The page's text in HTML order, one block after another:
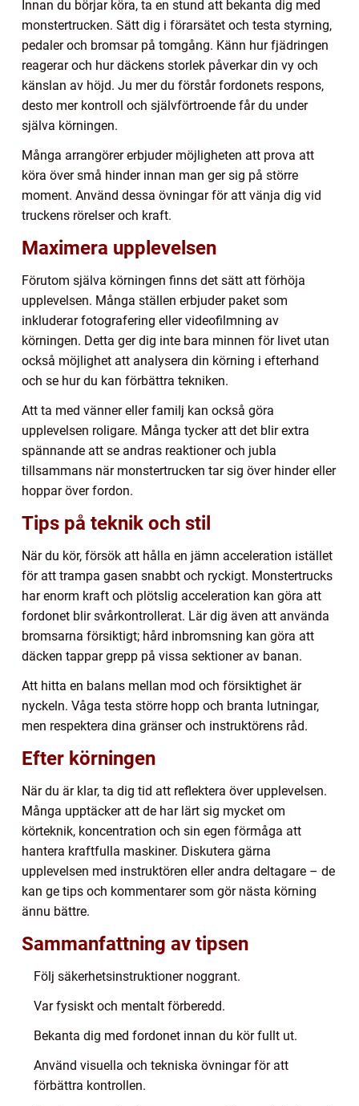
Innan du börjar köra, ta en stund att bekanta dig med
monstertrucken. Sätt dig i förarsätet och testa styrning,
pedaler och bromsar på tomgång. Känn hur fjädringen
reagerar och hur däckens storlek påverkar din vy och
känslan av höjd. Ju mer du förstår fordonets respons,
desto mer kontroll och självförtroende får du under
själva körningen.
Många arrangörer erbjuder möjligheten att prova att
köra över små hinder innan man ger sig på större
moment. Använd dessa övningar för att vänja dig vid
truckens rörelser och kraft.
Maximera upplevelsen
Förutom själva körningen finns det sätt att förhöja
upplevelsen. Många ställen erbjuder paket som
inkluderar fotografering eller videofilmning av
körningen. Detta ger dig inte bara minnen för livet utan
också möjlighet att analysera din körning i efterhand
och se hur du kan förbättra tekniken.
Att ta med vänner eller familj kan också göra
upplevelsen roligare. Många tycker att det blir extra
spännande att se andras reaktioner och jubla
tillsammans när monstertrucken tar sig över hinder eller
hoppar över fordon.
Tips på teknik och stil
När du kör, försök att hålla en jämn acceleration istället
för att trampa gasen snabbt och ryckigt. Monstertrucks
har enorm kraft och plötslig acceleration kan göra att
fordonet blir svårkontrollerat. Lär dig även att använda
bromsarna försiktigt; hård inbromsning kan göra att
däcken tappar grepp på vissa sektioner av banan.
Att hitta en balans mellan mod och försiktighet är
nyckeln. Våga testa större hopp och branta lutningar,
men respektera dina gränser och instruktörens råd.
Efter körningen
När du är klar, ta dig tid att reflektera över upplevelsen.
Många upptäcker att de har lärt sig mycket om
körteknik, koncentration och sin egen förmåga att
hantera kraftfulla maskiner. Diskutera gärna
upplevelsen med instruktören eller andra deltagare – de
kan ge tips och kommentarer som gör nästa körning
ännu bättre.
Sammanfattning av tipsen
Följ säkerhetsinstruktioner noggrant.
Var fysiskt och mentalt förberedd.
Bekanta dig med fordonet innan du kör fullt ut.
Använd visuella och tekniska övningar för att
förbättra kontrollen.